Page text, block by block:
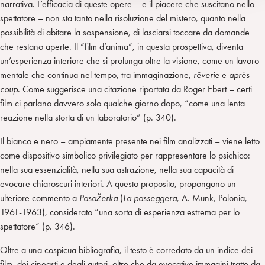
narrativa. L’efficacia di queste opere – e il piacere che suscitano nello
spettatore – non sta tanto nella risoluzione del mistero, quanto nella
possibilità di abitare la sospensione, di lasciarsi toccare da domande
che restano aperte. Il “film d’anima”, in questa prospettiva, diventa
un’esperienza interiore che si prolunga oltre la visione, come un lavoro
mentale che continua nel tempo, tra immaginazione, rêverie e après-
coup. Come suggerisce una citazione riportata da Roger Ebert – certi
film ci parlano davvero solo qualche giorno dopo, “come una lenta
reazione nella storta di un laboratorio” (p. 340).
Il bianco e nero – ampiamente presente nei film analizzati – viene letto
come dispositivo simbolico privilegiato per rappresentare lo psichico:
nella sua essenzialità, nella sua astrazione, nella sua capacità di
evocare chiaroscuri interiori. A questo proposito, propongono un
ulteriore commento a Pasažerka (La passeggera, A. Munk, Polonia,
1961-1963), considerato “una sorta di esperienza estrema per lo
spettatore” (p. 346).
Oltre a una cospicua bibliografia, il testo è corredato da un indice dei